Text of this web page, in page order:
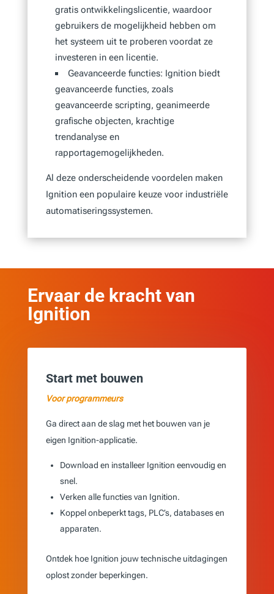
gratis ontwikkelingslicentie, waardoor
gebruikers de mogelijkheid hebben om
het systeem uit te proberen voordat ze
investeren in een licentie.
Geavanceerde functies: Ignition biedt
geavanceerde functies, zoals
geavanceerde scripting, geanimeerde
grafische objecten, krachtige
trendanalyse en
rapportagemogelijkheden.
Al deze onderscheidende voordelen maken
Ignition een populaire keuze voor industriële
automatiseringssystemen.
Ervaar de kracht van
Ignition
Start met bouwen
Voor programmeurs
Ga direct aan de slag met het bouwen van je
eigen Ignition-applicatie.
Download en installeer Ignition eenvoudig en
snel.
Verken alle functies van Ignition.
Koppel onbeperkt tags, PLC’s, databases en
apparaten.
Ontdek hoe Ignition jouw technische uitdagingen
oplost zonder beperkingen.